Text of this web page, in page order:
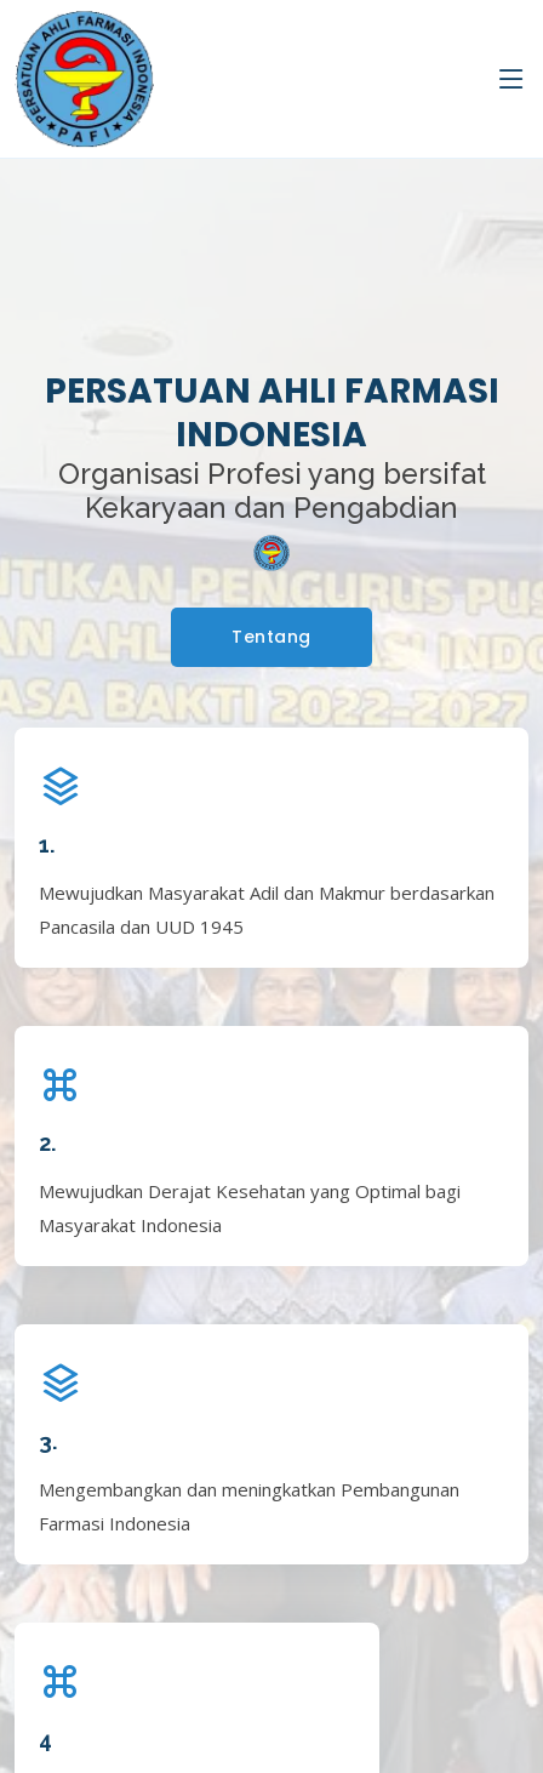
PERSATUAN AHLI FARMASI
INDONESIA
Organisasi Profesi yang bersifat
Kekaryaan dan Pengabdian
Tentang
1.
Mewujudkan Masyarakat Adil dan Makmur berdasarkan
Pancasila dan UUD 1945
2.
Mewujudkan Derajat Kesehatan yang Optimal bagi
Masyarakat Indonesia
3.
Mengembangkan dan meningkatkan Pembangunan
Farmasi Indonesia
4